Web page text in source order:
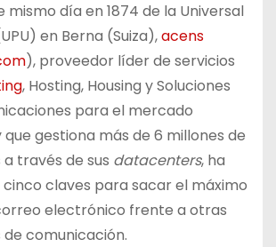
mismo día en 1874 de la Universal
en Berna (Suiza),acens
), proveedor líder de servicios
, Hosting, Housing y Soluciones
para el mercado
gestiona más de 6 millones de
través de sus datacenters, ha
claves para sacar el máximo
electrónico frente a otras
comunicación.